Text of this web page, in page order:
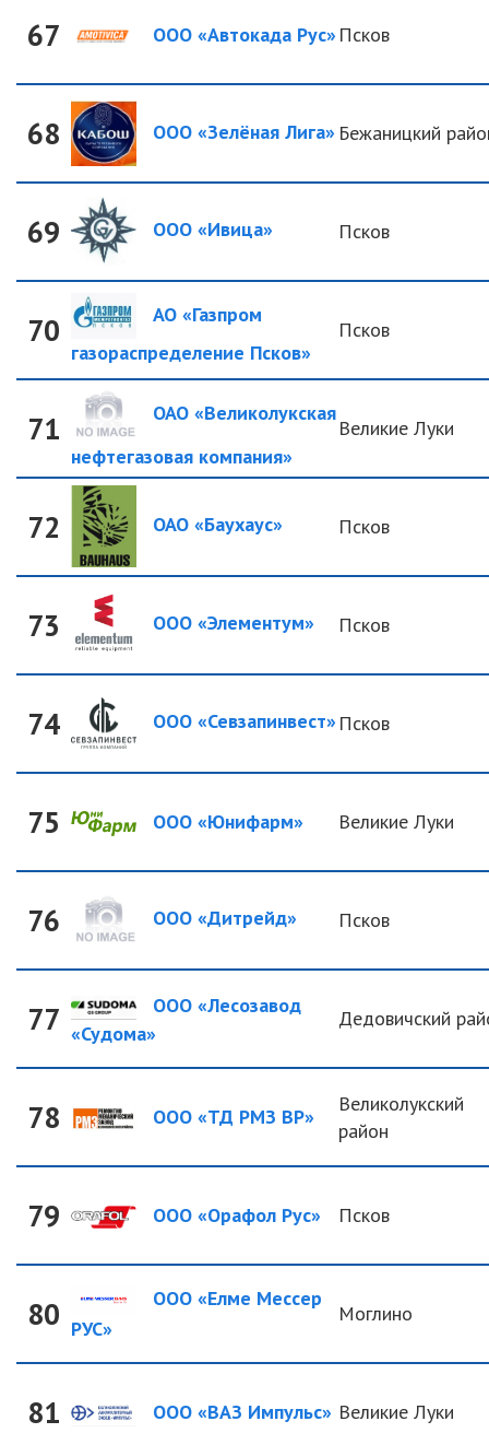
67 ООО «Автокада Рус» Псков
68 ООО «Зелёная Лига» Бежаницкий
69 ООО «Ивица» Псков
70
АО «Газпром
газораспределение Псков»
Псков
71
ОАО «Великолукская
нефтегазовая компания»
Великие Луки
72 ОАО «Баухаус» Псков
73 ООО «Элементум» Псков
74 ООО «Севзапинвест» Псков
75 ООО «Юнифарм» Великие Луки
76 ООО «Дитрейд» Псков
77
ООО «Лесозавод
«Судома»
Дедовичский
78 ООО «ТД РМЗ ВР»
Великолукский
район
79 ООО «Орафол Рус» Псков
80
ООО «Елме Мессер
РУС»
Моглино
81 ООО «ВАЗ Импульс» Великие Луки